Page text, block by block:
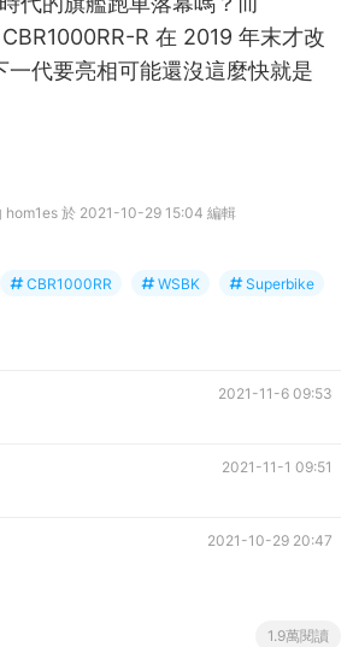
R 在 2019 年末才改
代要亮相可能還沒這麼快就是
hom1es 於 2021-10-29 15:04 編輯
CBR1000RR WSBK Superbike
2021-11-6 09:53
2021-11-1 09:51
2021-10-29 20:47
1.9萬閱讀